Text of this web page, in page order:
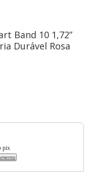
Band 10 1,72”
Durável Rosa
pix